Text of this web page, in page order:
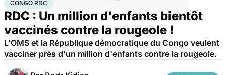
CONGO RDC
RDC : Un million d'enfants bientôt
vaccinés contre la rougeole !
L'OMS et la République démocratique du Congo veulent
vacciner près d'un million d'enfants contre la rougeole.